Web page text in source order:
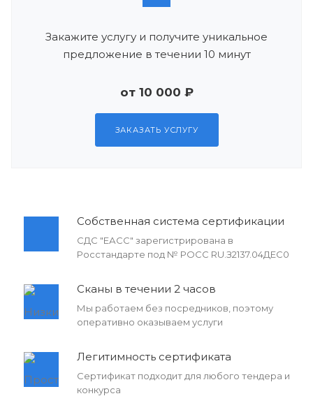
Закажите услугу и получите уникальное
предложение в течении 10 минут
от 10 000 ₽
ЗАКАЗАТЬ УСЛУГУ
Собственная система сертификации
СДС "ЕАСС" зарегистрирована в
Росстандарте под № РОСС RU.З2137.04ДЕС0
Сканы в течении 2 часов
Мы работаем без посредников, поэтому
оперативно оказываем услуги
Легитимность сертификата
Сертификат подходит для любого тендера и
конкурса